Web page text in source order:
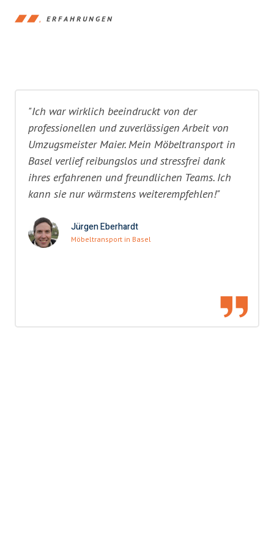
ERFAHRUNGEN
"Ich war wirklich beeindruckt von der
professionellen und zuverlässigen Arbeit von
Umzugsmeister Maier. Mein Möbeltransport in
Basel verlief reibungslos und stressfrei dank
ihres erfahrenen und freundlichen Teams. Ich
kann sie nur wärmstens weiterempfehlen!"
Jürgen Eberhardt
Möbeltransport in Basel